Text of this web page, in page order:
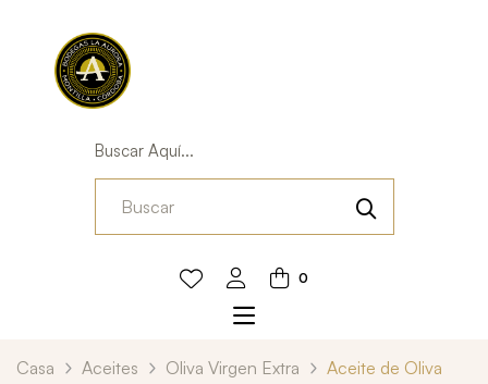
Buscar Aquí...
0
Casa Aceites Oliva Virgen Extra
Aceite de Oliva